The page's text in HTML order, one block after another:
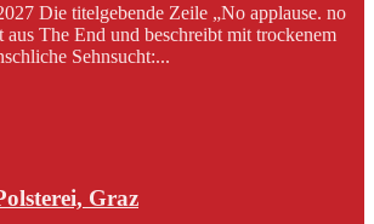
Die titelgebende Zeile „No applause. no
aus The End und beschreibt mit trockenem
Sehnsucht:...
Graz